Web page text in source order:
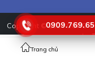
Copyright © 2024CÔNG
by
Trang chủ